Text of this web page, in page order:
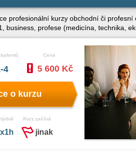
profesionální kurzy obchodní či
business, profese (medicína, technika,
4
Cena
5 600 Kč
o kurzu
Kurz začíná
jinak